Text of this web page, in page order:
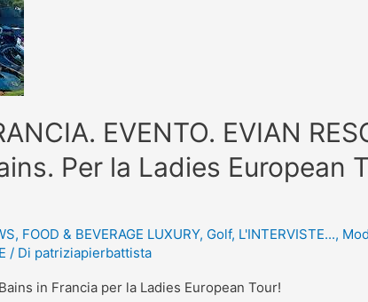
EVENTO. EVIAN
Per la Ladies European
, FOOD & BEVERAGE LUXURY, Golf, L'INTERVISTE...,
/ Di patriziapierbattista
in Francia per la Ladies European Tour!